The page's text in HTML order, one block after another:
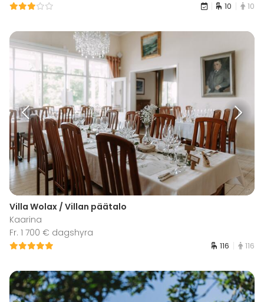
10 10
Villa Wolax / Villan päätalo
Kaarina
Fr. 1 700 € dagshyra
116 116